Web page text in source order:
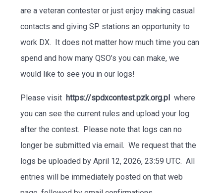
are a veteran contester or just enjoy making casual
contacts and giving SP stations an opportunity to
work DX. It does not matter how much time you can
spend and how many QSO’s you can make, we
would like to see you in our logs!
Please visit https://spdxcontest.pzk.org.pl where
you can see the current rules and upload your log
after the contest. Please note that logs can no
longer be submitted via email. We request that the
logs be uploaded by April 12, 2026, 23:59 UTC. All
entries will be immediately posted on that web